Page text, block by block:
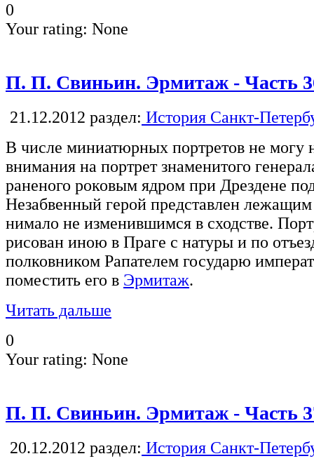
0
Your rating: None
П. П. Свиньин. Эрмитаж - Часть
21.12.2012 раздел: История Санкт-
В числе миниатюрных портретов не могу
внимания на портрет знаменитого
раненого роковым ядром при Дрездене
Незабвенный герой представлен
нимало не изменившимся в сходстве.
рисован иною в Праге с натуры и по
полковником Рапателем государю
поместить его в Эрмитаж.
Читать дальше
0
Your rating: None
П. П. Свиньин. Эрмитаж - Часть
20.12.2012 раздел: История Санкт-